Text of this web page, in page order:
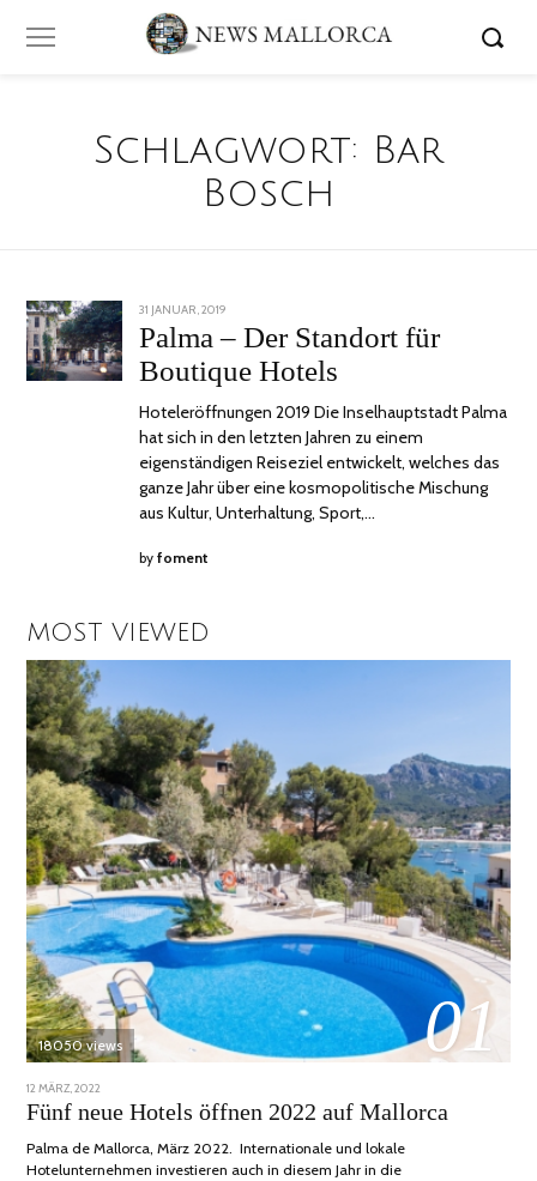
Schlagwort: Bar
Bosch
POSTED
ON
31 JANUAR, 2019
JUNI,
2020
Palma – Der Standort für
Boutique Hotels
Hoteleröffnungen 2019 Die Inselhauptstadt Palma
hat sich in den letzten Jahren zu einem
eigenständigen Reiseziel entwickelt, welches das
ganze Jahr über eine kosmopolitische Mischung
aus Kultur, Unterhaltung, Sport,…
byfoment
MOST VIEWED
01
18050 views
POSTED
ON
12 MÄRZ, 2022
DEZEMBER,
2022
Fünf neue Hotels öffnen 2022 auf Mallorca
Palma de Mallorca, März 2022. Internationale und lokale
Hotelunternehmen investieren auch in diesem Jahr in die